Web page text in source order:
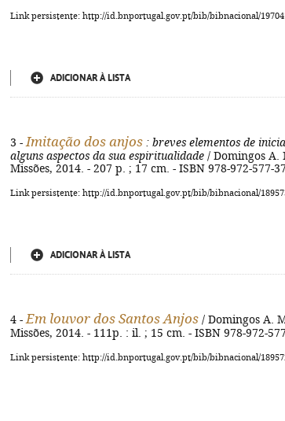
Link persistente: http://id.bnportugal.gov.pt/bib/bibnacional/
ADICIONAR À LISTA
3 - Imitação dos anjos : breves elementos de
alguns aspectos da sua espiritualidade / Domingos A.
Missões, 2014. - 207 p. ; 17 cm. - ISBN 978-972-577-
Link persistente: http://id.bnportugal.gov.pt/bib/bibnacional/
ADICIONAR À LISTA
4 - Em louvor dos Santos Anjos / Domingos A.
Missões, 2014. - 111p. : il. ; 15 cm. - ISBN 978-972-
Link persistente: http://id.bnportugal.gov.pt/bib/bibnacional/